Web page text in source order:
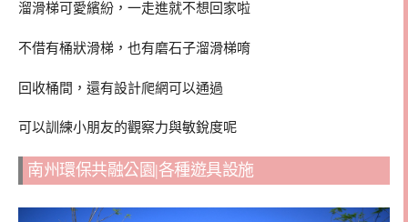
溜滑梯可愛繽紛，一走進就不想回家啦
不借有桶狀滑梯，也有磨石子溜滑梯唷
回收桶間，還有設計爬網可以通過
可以訓練小朋友的觀察力與敏銳度呢
南州環保共融公園|各種遊具設施